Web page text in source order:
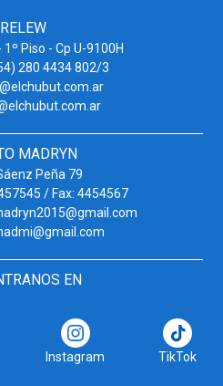
Piso - Cp U-9100H
280 4434 802/3
MADRYN
Peña 79
/ Fax: 4454567
EN
Instagram TikTok